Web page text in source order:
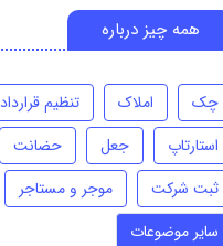
همه چیز درباره
چک املاک تنظیم قرارداد
استارتاپ
جعل حضانت
ثبت شرکت
موجر و مستاجر
سایر موضوعات